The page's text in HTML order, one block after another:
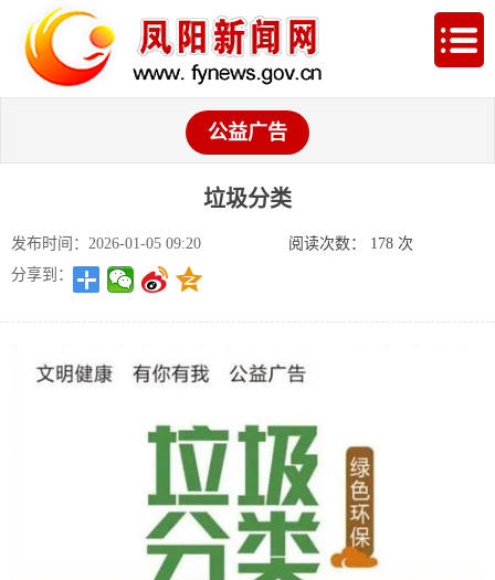
公益广告
垃圾分类
发布时间：2026-01-05 09:20 阅读次数： 178 次
分享到：